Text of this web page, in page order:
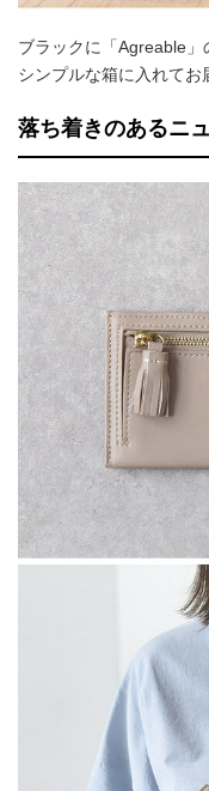
ブラックに「Agreable」
シンプルな箱に入れてお
落ち着きのあるニ